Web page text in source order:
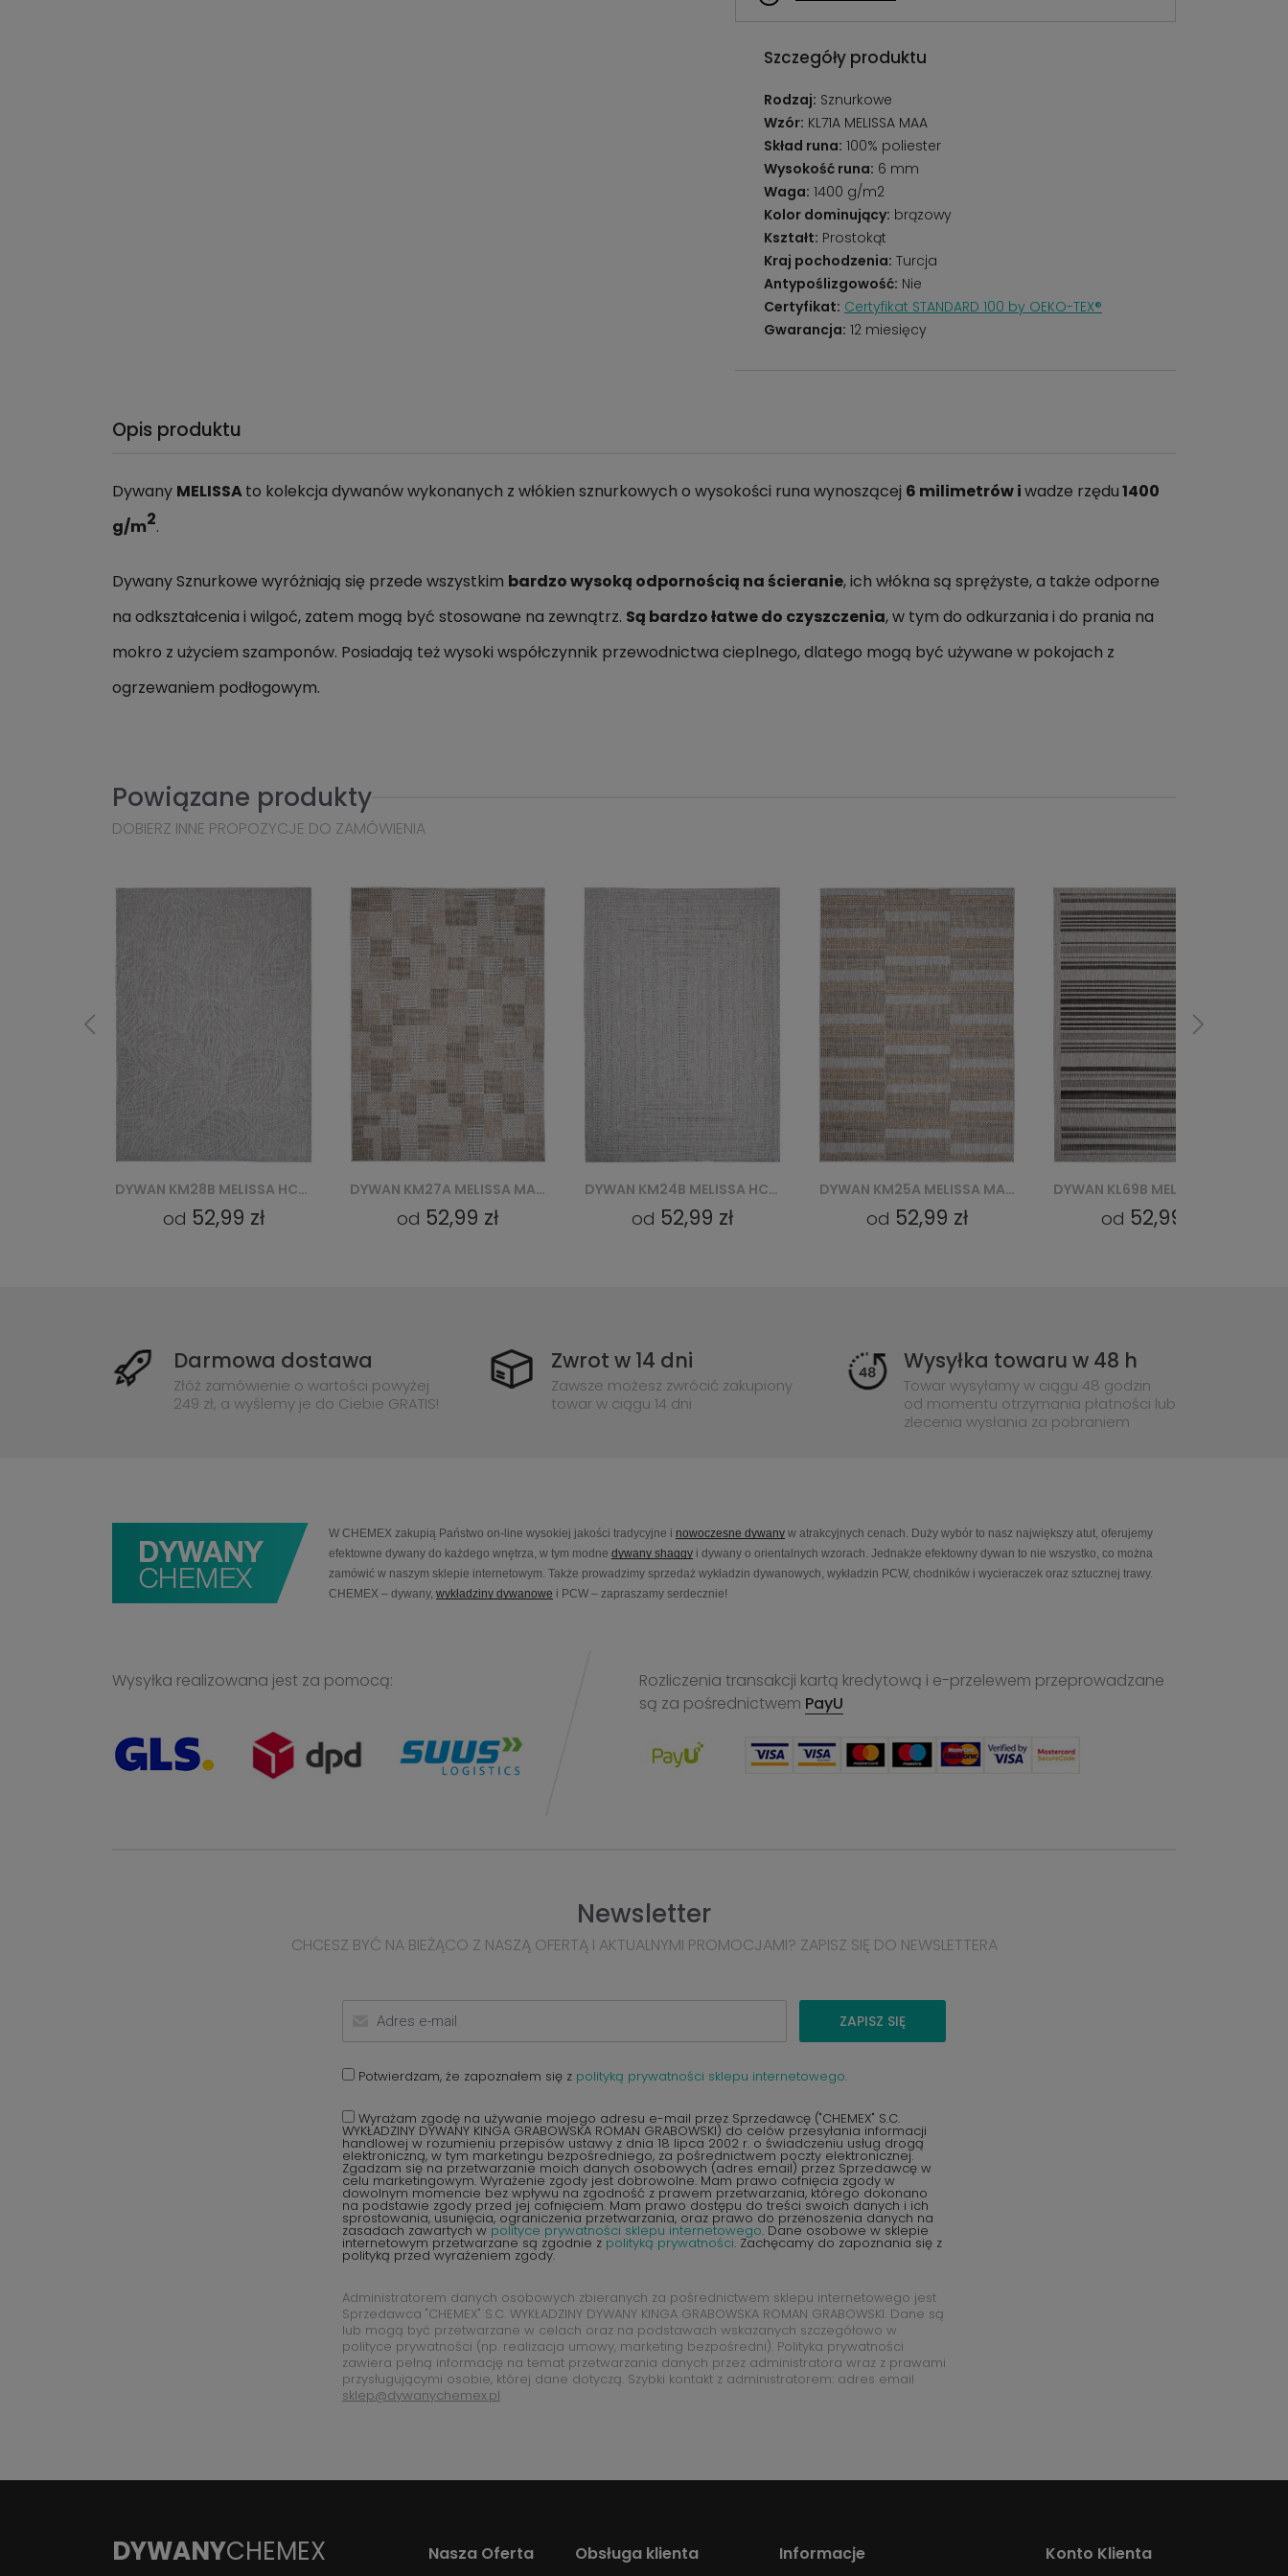
Szczegóły produktu
Rodzaj: Sznurkowe
Wzór: KL71A MELISSA MAA
Skład runa: 100% poliester
Wysokość runa: 6 mm
Waga: 1400 g/m2
Kolor dominujący: brązowy
Kształt: Prostokąt
Kraj pochodzenia: Turcja
Antypoślizgowość: Nie
Certyfikat: Certyfikat STANDARD 100 by OEKO-TEX®
Gwarancja: 12 miesięcy
Opis produktu
Dywany MELISSAto kolekcja dywanów wykonanych z włókien sznurkowych o wysokości runa wynoszącej 6 milimetrów iwadze rzędu1400
g/m2.
Dywany Sznurkowe wyróżniają się przede wszystkim bardzo wysoką odpornością na ścieranie, ich włókna są sprężyste, a także odporne
na odkształcenia i wilgoć, zatem mogą być stosowane na zewnątrz. Są bardzo łatwe do czyszczenia, w tym do odkurzania i do prania na
mokro z użyciem szamponów. Posiadają też wysoki współczynnik przewodnictwa cieplnego, dlatego mogą być używane w pokojach z
ogrzewaniem podłogowym.
Powiązane produkty
DOBIERZ INNE PROPOZYCJE DO ZAMÓWIENIA
DYWAN KM27A MELISSA MAA - SZARY
od 52,99 zł
DYWAN KM24B MELISSA HCV - SZARY
od 52,99 zł
DYWAN KM25A MELISSA MAA - SZARY
od 52,99 zł
DYWAN KL69B MELISSA MAA - SZARY
od 52,99 zł od 52,99 zł
Darmowa dostawa
Złóż zamówienie o wartości powyżej
249 zł, a wyślemy je do Ciebie GRATIS!
Zwrot w 14 dni
Zawsze możesz zwrócić zakupiony
towar w ciągu 14 dni
Wysyłka towaru w 48 h
Towar wysyłamy w ciągu 48 godzin
od momentu otrzymania płatności lub
zlecenia wysłania za pobraniem
W CHEMEX zakupią Państwo on-line wysokiej jakości tradycyjne i nowoczesne dywany w atrakcyjnych cenach. Duży wybór to nasz największy atut, oferujemy
efektowne dywany do każdego wnętrza, w tym modne dywany shaggy i dywany o orientalnych wzorach. Jednakże efektowny dywan to nie wszystko, co można
zamówić w naszym sklepie internetowym. Także prowadzimy sprzedaż wykładzin dywanowych, wykładzin PCW, chodników i wycieraczek oraz sztucznej trawy.
CHEMEX – dywany, wykładziny dywanowe i PCW – zapraszamy serdecznie!
Wysyłka realizowana jest za pomocą:
Rozliczenia transakcji kartą kredytową i e-przelewem przeprowadzane
są za pośrednictwem PayU
Newsletter
CHCESZ BYĆ NA BIEŻĄCO Z NASZĄ OFERTĄ I AKTUALNYMI PROMOCJAMI? ZAPISZ SIĘ DO NEWSLETTERA
ZAPISZ SIĘ
Potwierdzam, że zapoznałem się z polityką prywatności sklepu internetowego.
Wyrażam zgodę na używanie mojego adresu e-mail przez Sprzedawcę ("CHEMEX" S.C.
WYKŁADZINY DYWANY KINGA GRABOWSKA ROMAN GRABOWSKI) do celów przesyłania informacji
handlowej w rozumieniu przepisów ustawy z dnia 18 lipca 2002 r. o świadczeniu usług drogą
elektroniczną, w tym marketingu bezpośredniego, za pośrednictwem poczty elektronicznej.
Zgadzam się na przetwarzanie moich danych osobowych (adres email) przez Sprzedawcę w
celu marketingowym. Wyrażenie zgody jest dobrowolne. Mam prawo cofnięcia zgody w
dowolnym momencie bez wpływu na zgodność z prawem przetwarzania, którego dokonano
na podstawie zgody przed jej cofnięciem. Mam prawo dostępu do treści swoich danych i ich
sprostowania, usunięcia, ograniczenia przetwarzania, oraz prawo do przenoszenia danych na
zasadach zawartych w polityce prywatności sklepu internetowego. Dane osobowe w sklepie
internetowym przetwarzane są zgodnie z polityką prywatności. Zachęcamy do zapoznania się z
polityką przed wyrażeniem zgody.
Administratorem danych osobowych zbieranych za pośrednictwem sklepu internetowego jest
Sprzedawca "CHEMEX" S.C. WYKŁADZINY DYWANY KINGA GRABOWSKA ROMAN GRABOWSKI. Dane są
lub mogą być przetwarzane w celach oraz na podstawach wskazanych szczegółowo w
polityce prywatności (np. realizacja umowy, marketing bezpośredni). Polityka prywatności
zawiera pełną informację na temat przetwarzania danych przez administratora wraz z prawami
przysługującymi osobie, której dane dotyczą. Szybki kontakt z administratorem: adres email
sklep@dywanychemex.pl
DYWANYCHEMEX Nasza Oferta Obsługa klienta Informacje Konto Klienta